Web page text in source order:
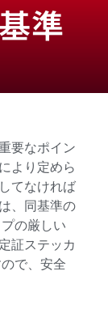
準
要なポイン
より定めら
てなければ
、同基準の
の厳しい
証ステッカ
で、安全